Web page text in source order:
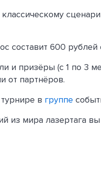
составит 600 рублей
и призёры (с 1 по 3
от партнёров.
в группе
из мира лазертага